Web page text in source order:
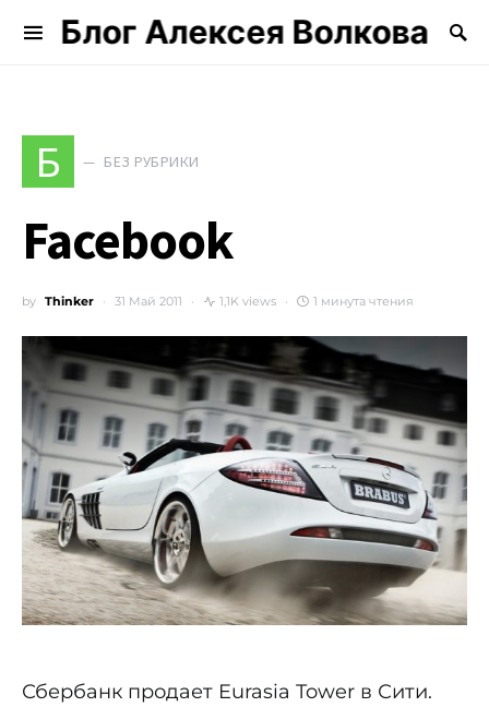
Блог Алексея Волкова
Search for:
Б БЕЗ РУБРИКИ
Facebook
by Thinker 31 Май 2011 1,1K views 1 минута чтения
Сбербанк продает Eurasia Tower в Сити.